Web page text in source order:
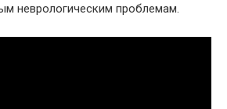
неврологическим проблемам.